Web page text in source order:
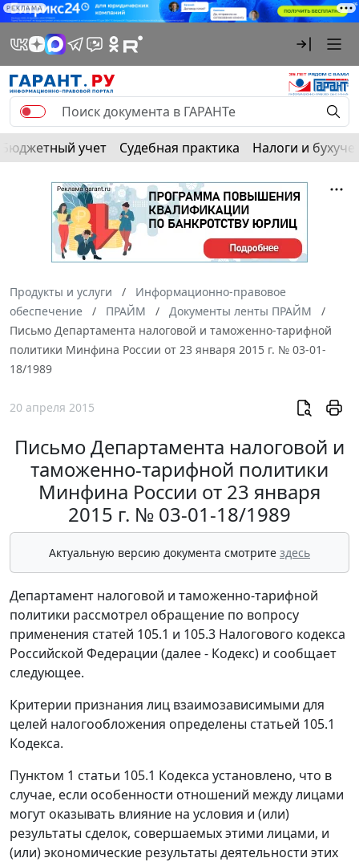
РЕКЛАМА
Бюджетный учет Судебная практика Налоги и
Продукты и услуги
Информационно-правовое
обеспечение
ПРАЙМ
Документы ленты ПРАЙМ
Письмо Департамента налоговой и таможенно-тарифной
политики Минфина России от 23 января 2015 г. № 03-01-
18/1989
20 апреля 2015
Письмо Департамента налоговой и
таможенно-тарифной политики
Минфина России от 23 января
2015 г. № 03-01-18/1989
Актуальную версию документа смотрите здесь
Департамент налоговой и таможенно-тарифной
политики рассмотрел обращение по вопросу
применения статей 105.1 и 105.3 Налогового кодекса
Российской Федерации (далее - Кодекс) и сообщает
следующее.
Критерии признания лиц взаимозависимыми для
целей налогообложения определены статьей 105.1
Кодекса.
Пунктом 1 статьи 105.1 Кодекса установлено, что в
случае, если особенности отношений между лицами
могут оказывать влияние на условия и (или)
результаты сделок, совершаемых этими лицами, и
(или) экономические результаты деятельности этих